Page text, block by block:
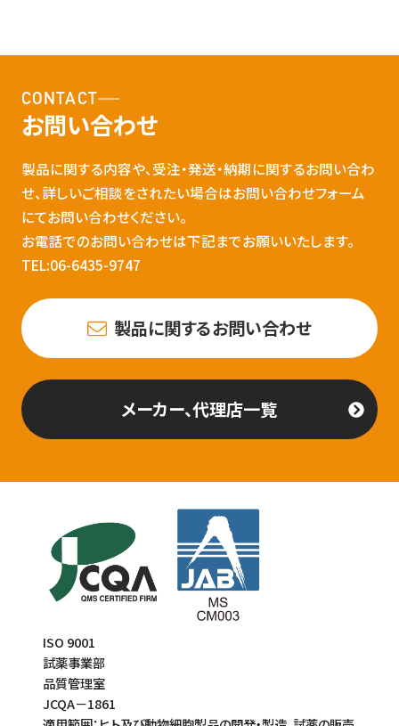
CONTACT
お問い合わせ
製品に関する内容や、受注・発送・納期に関するお問い合わ
せ、詳しいご相談をされたい場合はお問い合わせフォーム
にてお問い合わせください。
お電話でのお問い合わせは下記までお願いいたします。
TEL:06-6435-9747
製品に関するお問い合わせ
メーカー、代理店一覧
ISO 9001
試薬事業部
品質管理室
JCQA－1861